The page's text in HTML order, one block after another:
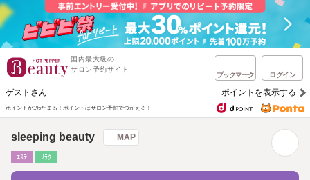
国内最大級の
サロン予約サイト
ブックマーク ログイン
ゲストさん ポイントを表示する
ポイントが1%たまる！ ポイントはサロン予約でつかえる！
sleeping beauty MAP
ｴｽﾃ ﾘﾗｸ